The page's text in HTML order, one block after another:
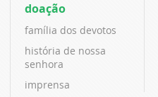
doação
família dos devotos
história de nossa
senhora
imprensa